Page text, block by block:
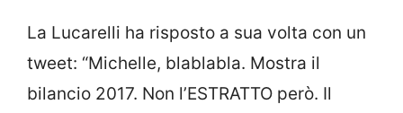
La Lucarelli ha risposto a sua volta con un
tweet: “Michelle, blablabla. Mostra il
bilancio 2017. Non l’ESTRATTO però. Il